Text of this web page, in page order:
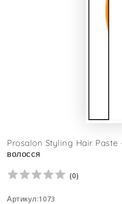
Prosalon Styling Hair Paste
волосся
(0)
Артикул:1073